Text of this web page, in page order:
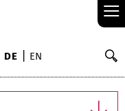
≡
DE EN